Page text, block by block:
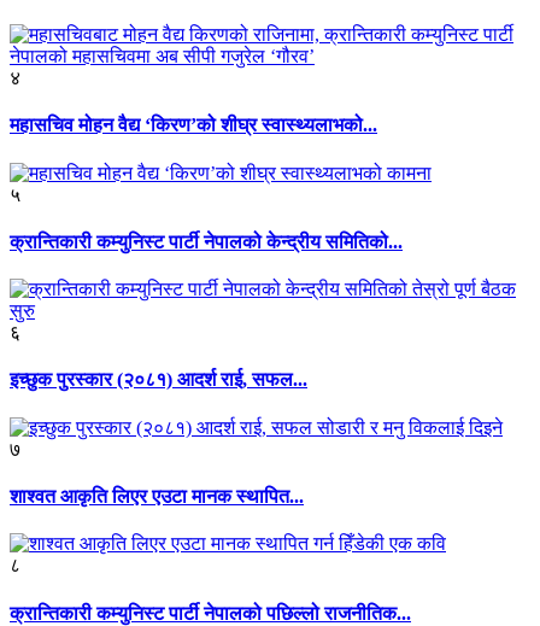
४
महासचिव मोहन वैद्य ‘किरण’को शीघ्र स्वास्थ्यलाभको...
५
क्रान्तिकारी कम्युनिस्ट पार्टी नेपालको केन्द्रीय समितिको...
६
इच्छुक पुरस्कार (२०८१) आदर्श राई, सफल...
७
शाश्वत आकृति लिएर एउटा मानक स्थापित...
८
क्रान्तिकारी कम्युनिस्ट पार्टी नेपालको पछिल्लो राजनीतिक...